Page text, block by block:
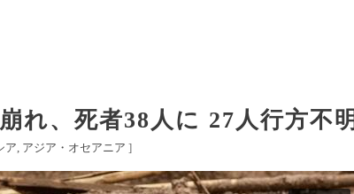
れ、死者38人に 27人行方不明
ア アジア・オセアニア ]